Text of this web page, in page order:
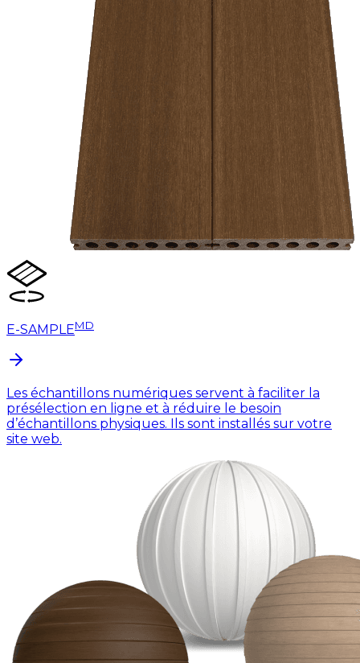
E-SAMPLEMD
Les échantillons numériques servent à faciliter la
présélection en ligne et à réduire le besoin
d’échantillons physiques. Ils sont installés sur votre
site web.